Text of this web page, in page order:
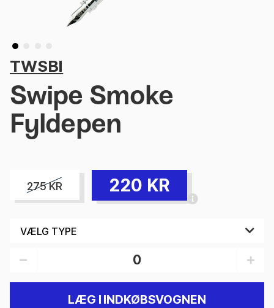
TWSBI
Swipe Smoke
Fyldepen
275KR 220 KR
LÆG I INDKØBSVOGNEN